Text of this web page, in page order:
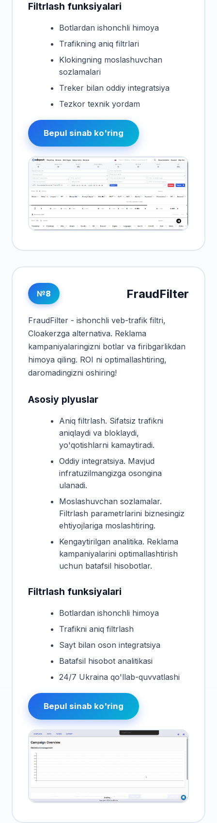
Filtrlash funksiyalari
Botlardan ishonchli himoya
Trafikning aniq filtrlari
Klokingning moslashuvchan
sozlamalari
Treker bilan oddiy integratsiya
Tezkor texnik yordam
Bepul sinab ko'ring
№8 FraudFilter
FraudFilter - ishonchli veb-trafik filtri,
Cloakerzga alternativa. Reklama
kampaniyalaringizni botlar va firibgarlikdan
himoya qiling. ROI ni optimallashtiring,
daromadingizni oshiring!
Asosiy plyuslar
Aniq filtrlash. Sifatsiz trafikni
aniqlaydi va bloklaydi,
yo'qotishlarni kamaytiradi.
Oddiy integratsiya. Mavjud
infratuzilmangizga osongina
ulanadi.
Moslashuvchan sozlamalar.
Filtrlash parametrlarini biznesingiz
ehtiyojlariga moslashtiring.
Kengaytirilgan analitika. Reklama
kampaniyalarini optimallashtirish
uchun batafsil hisobotlar.
Filtrlash funksiyalari
Botlardan ishonchli himoya
Trafikni aniq filtrlash
Sayt bilan oson integratsiya
Batafsil hisobot analitikasi
24/7 Ukraina qo'llab-quvvatlashi
Bepul sinab ko'ring